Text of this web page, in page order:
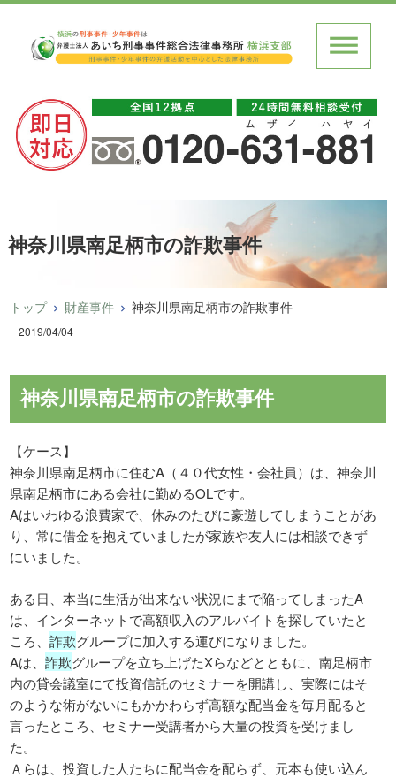
神奈川県南足柄市の詐欺事件
トップ 財産事件 神奈川県南足柄市の詐欺事件
2019/04/04
神奈川県南足柄市の詐欺事件
【ケース】
神奈川県南足柄市に住むA（４０代女性・会社員）は、神奈川
県南足柄市にある会社に勤めるOLです。
Aはいわゆる浪費家で、休みのたびに豪遊してしまうことがあ
り、常に借金を抱えていましたが家族や友人には相談できず
にいました。
ある日、本当に生活が出来ない状況にまで陥ってしまったA
は、インターネットで高額収入のアルバイトを探していたと
ころ、詐欺グループに加入する運びになりました。
Aは、詐欺グループを立ち上げたXらなどとともに、南足柄市
内の貸会議室にて投資信託のセミナーを開講し、実際にはそ
のような術がないにもかかわらず高額な配当金を毎月配ると
言ったところ、セミナー受講者から大量の投資を受けまし
た。
Ａらは、投資した人たちに配当金を配らず、元本も使い込ん